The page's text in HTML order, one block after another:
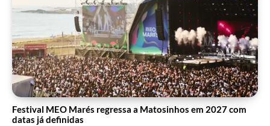
Festival MEO Marés regressa a Matosinhos em 2027 com
datas já definidas